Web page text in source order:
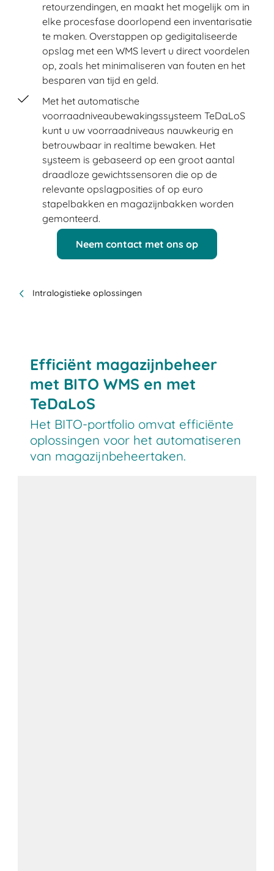
retourzendingen, en maakt het mogelijk om in
elke procesfase doorlopend een inventarisatie
te maken. Overstappen op gedigitaliseerde
opslag met een WMS levert u direct voordelen
op, zoals het minimaliseren van fouten en het
besparen van tijd en geld.
Met het automatische
voorraadniveaubewakingssysteem TeDaLoS
kunt u uw voorraadniveaus nauwkeurig en
betrouwbaar in realtime bewaken. Het
systeem is gebaseerd op een groot aantal
draadloze gewichtssensoren die op de
relevante opslagposities of op euro
stapelbakken en magazijnbakken worden
gemonteerd.
Neem contact met ons op
Intralogistieke oplossingen
Efficiënt magazijnbeheer
met BITO WMS en met
TeDaLoS
Het BITO-portfolio omvat efficiënte
oplossingen voor het automatiseren
van magazijnbeheertaken.